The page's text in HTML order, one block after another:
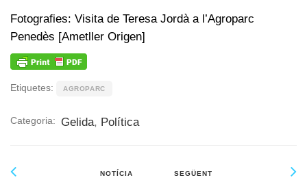
Fotografies: Visita de Teresa Jordà a l’Agroparc
Penedès [Ametller Origen]
Etiquetes: AGROPARC
Categoria: Gelida, Política
NOTÍCIA SEGÜENT